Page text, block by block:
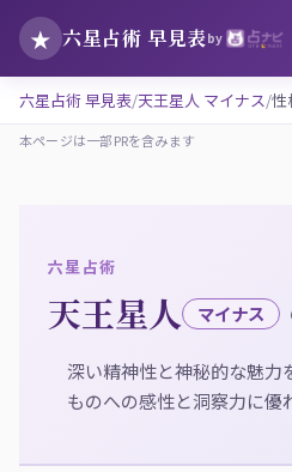
★ 六星占術 早見表by
六星占術 早見表 天王星人 マイナス 性
本ページは一部PRを含みます
六星占術
天王星人 マイナス
深い精神性と神秘的な魅力
ものへの感性と洞察力に優